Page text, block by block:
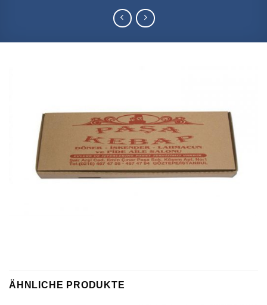
ÄHNLICHE PRODUKTE